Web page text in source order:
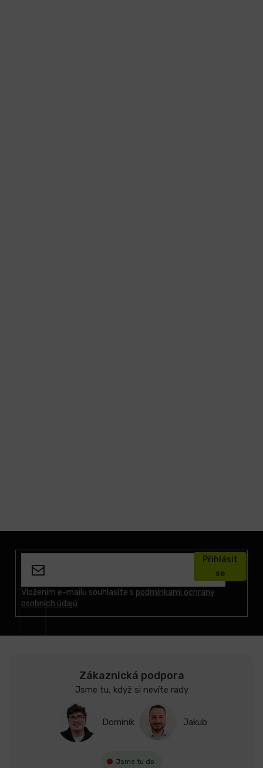
Vložením e-mailu souhlasíte s podmínkami ochrany
osobních údajů
Přihlásit
se
Zákaznická podpora
Jsme tu, když si nevíte rady
Dominik Jakub
Jsme tu do